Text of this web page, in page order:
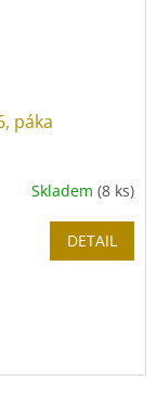
páka
Skladem (8 ks)
DETAIL